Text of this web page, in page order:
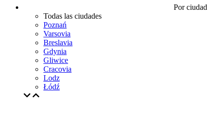
Por ciudad
Todas las ciudades
Poznań
Varsovia
Breslavia
Gdynia
Gliwice
Cracovia
Lodz
Łódź